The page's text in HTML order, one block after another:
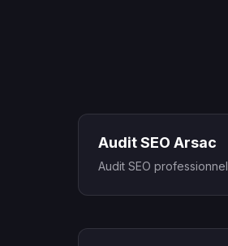
Audit SEO Arsac
Audit SEO professionnel